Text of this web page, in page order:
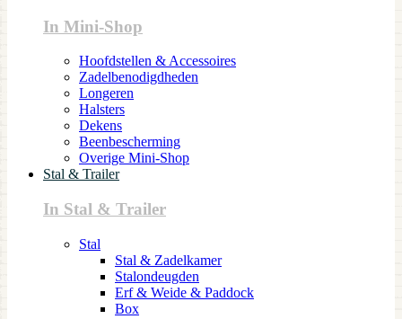
In Mini-Shop
Hoofdstellen & Accessoires
Zadelbenodigdheden
Longeren
Halsters
Dekens
Beenbescherming
Overige Mini-Shop
Stal & Trailer
In Stal & Trailer
Stal
Stal & Zadelkamer
Stalondeugden
Erf & Weide & Paddock
Box